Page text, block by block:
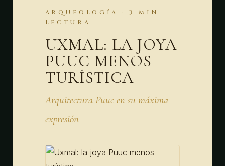
ARQUEOLOGÍA · 3 MIN
LECTURA
UXMAL: LA JOYA
PUUC MENOS
TURÍSTICA
Arquitectura Puuc en su máxima
expresión